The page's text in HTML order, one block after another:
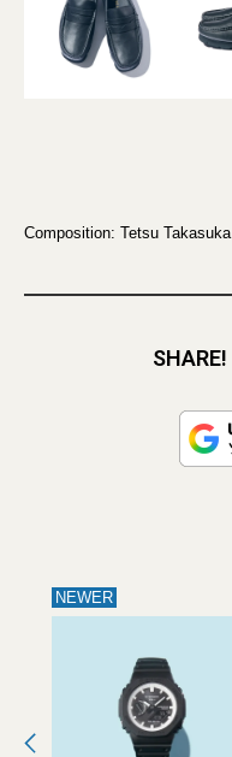
Composition: Tetsu Takasuka
SHARE!
NEWER